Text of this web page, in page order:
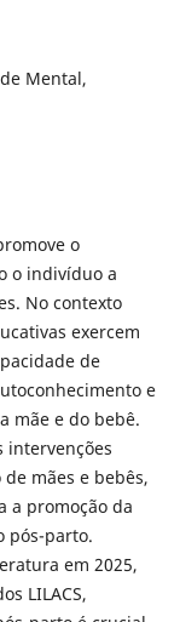
Mental,
o
o indivíduo a
No contexto
exercem
de
e
mãe e do bebê.
intervenções
mães e bebês,
a promoção da
pós-parto.
em 2025,
LILACS,